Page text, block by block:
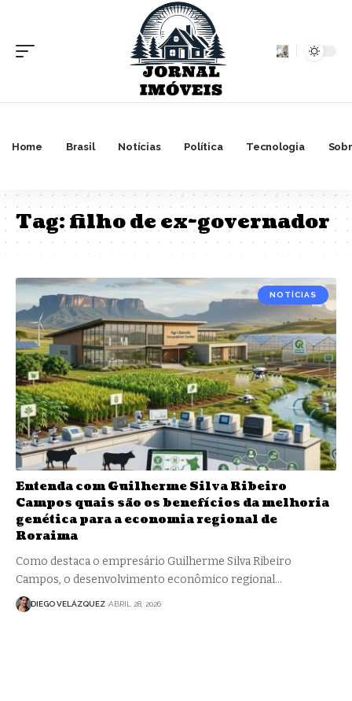
Home Brasil Notícias Política Tecnologia
Tag:filho de ex-governador
NOTÍCIAS
Entenda com Guilherme Silva Ribeiro
Campos quais são os benefícios da melhoria
genética para a economia regional de
Roraima
Como destaca o empresário Guilherme Silva Ribeiro
Campos, o desenvolvimento econômico regional…
DIEGO VELÁZQUEZ ABRIL 28, 2026